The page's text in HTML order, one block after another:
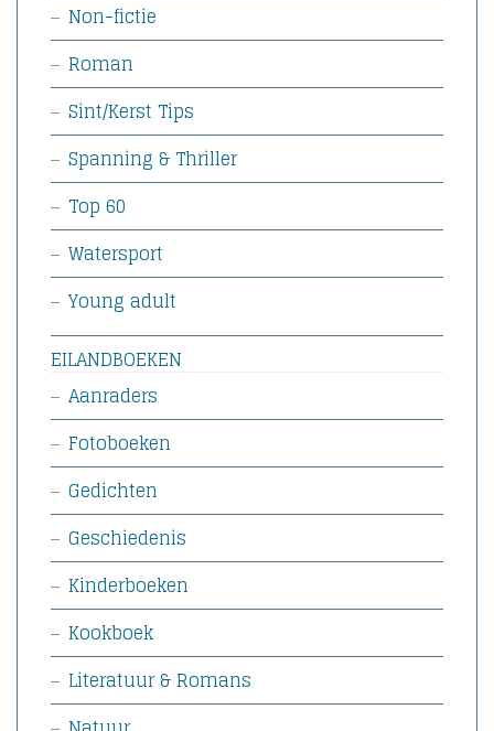
Non-fictie
Roman
Sint/Kerst Tips
Spanning & Thriller
Top 60
Watersport
Young adult
EILANDBOEKEN
Aanraders
Fotoboeken
Gedichten
Geschiedenis
Kinderboeken
Kookboek
Literatuur & Romans